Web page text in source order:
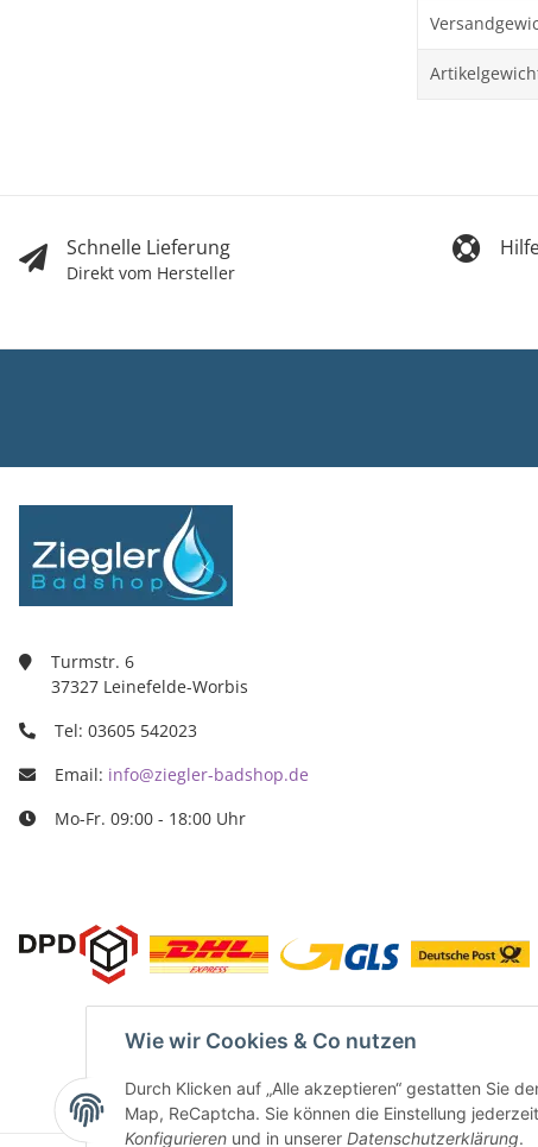
Wie wir Cookies & Co nutzen
Durch Klicken auf „Alle akzeptieren“ gestatten Sie
Map, ReCaptcha. Sie können die Einstellung
Konfigurieren und in unserer Datenschutzerklärung.
Wert
Schnelle Lieferung
Direkt vom Hersteller
Turmstr. 6
37327 Leinefelde-Worbis
Tel: 03605 542023
Email: info@ziegler-badshop.de
Mo-Fr. 09:00 - 18:00 Uhr